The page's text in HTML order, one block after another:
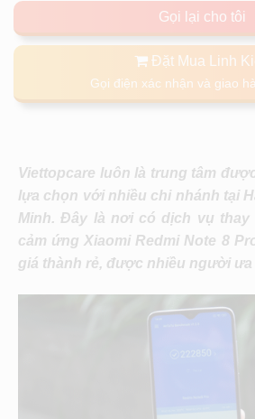
Gọi lại cho tôi
Đặt Mua Linh
Gọi điện xác nhận và giao
Viettopcare luôn là trung tâm
lựa chọn với nhiều chi nhánh tại
Minh. Đây là nơi có dịch vụ thay
cảm ứng Xiaomi Redmi Note 8
giá thành rẻ, được nhiều người